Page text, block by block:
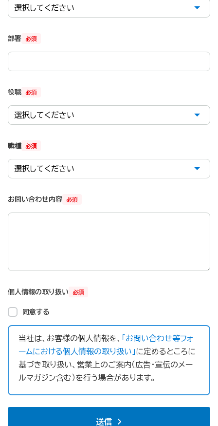
必須
部署
必須
役職
必須
職種
必須
お問い合わせ内容
必須
個人情報の取り扱い
同意する
当社は、お客様の個人情報を、
「お問い合わせ等フォ
ームにおける個人情報の取り扱い」に定めるところに
基づき取り扱い、営業上のご案内（広告・宣伝のメー
ルマガジン含む）を行う場合があります。
送信